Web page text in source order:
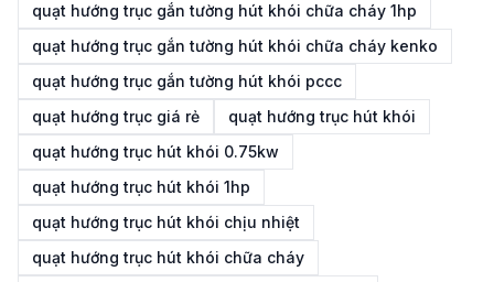
quạt hướng trục gắn tường hút khói chữa cháy 1hp
quạt hướng trục gắn tường hút khói chữa cháy kenko
quạt hướng trục gắn tường hút khói pccc
quạt hướng trục giá rẻ
quạt hướng trục hút khói
quạt hướng trục hút khói 0.75kw
quạt hướng trục hút khói 1hp
quạt hướng trục hút khói chịu nhiệt
quạt hướng trục hút khói chữa cháy